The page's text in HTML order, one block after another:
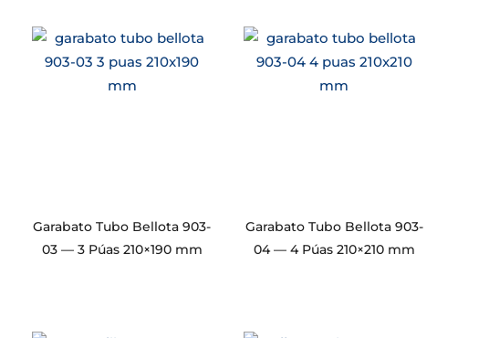
Garabato Tubo Bellota 903-
03 — 3 Púas 210×190 mm
Garabato Tubo Bellota 903-
04 — 4 Púas 210×210 mm